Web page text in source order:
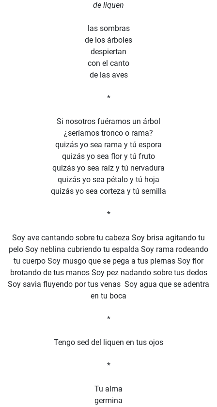
de liquen
las sombras
de los árboles
despiertan
con el canto
de las aves
*
Si nosotros fuéramos un árbol
¿seríamos tronco o rama?
quizás yo sea rama y tú espora
quizás yo sea flor y tú fruto
quizás yo sea raíz y tú nervadura
quizás yo sea pétalo y tú hoja
quizás yo sea corteza y tú semilla
*
Soy ave cantando sobre tu cabeza Soy brisa agitando tu
pelo Soy neblina cubriendo tu espalda Soy rama rodeando
tu cuerpo Soy musgo que se pega a tus piernas Soy flor
brotando de tus manos Soy pez nadando sobre tus dedos
Soy savia fluyendo por tus venas Soy agua que se adentra
en tu boca
*
Tengo sed del liquen en tus ojos
*
Tu alma
germina